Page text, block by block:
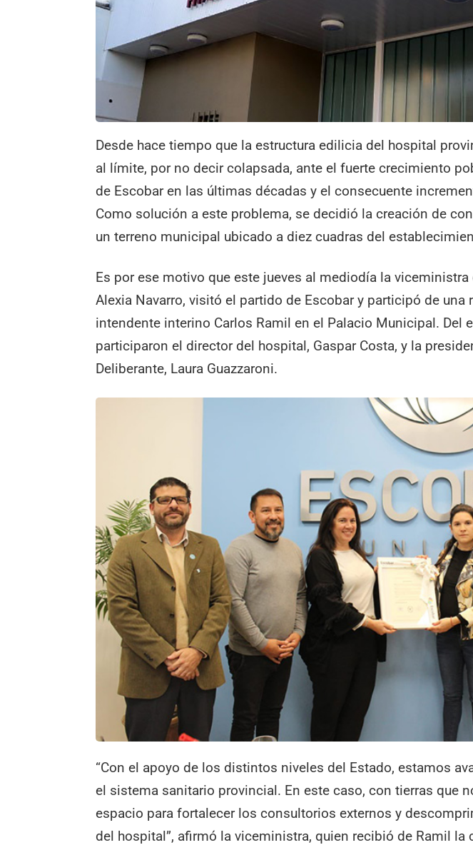
Desde hace tiempo que la estructura edilicia del hospital
al límite, por no decir colapsada, ante el fuerte crecimiento
de Escobar en las últimas décadas y el consecuente
Como solución a este problema, se decidió la creación de
un terreno municipal ubicado a diez cuadras del
Es por ese motivo que este jueves al mediodía la viceministra
Alexia Navarro, visitó el partido de Escobar y participó de una
intendente interino Carlos Ramil en el Palacio Municipal. Del
participaron el director del hospital, Gaspar Costa, y la
Deliberante, Laura Guazzaroni.
“Con el apoyo de los distintos niveles del Estado, estamos
el sistema sanitario provincial. En este caso, con tierras que
espacio para fortalecer los consultorios externos y
del hospital”, afirmó la viceministra, quien recibió de Ramil la